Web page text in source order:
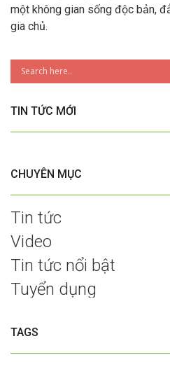
một không gian sống độc bản,
gia chủ.
TIN TỨC MỚI
CHUYÊN MỤC
Tin tức
Video
Tin tức nổi bật
Tuyển dụng
TAGS